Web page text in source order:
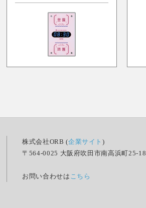
株式会社ORB (企業サイト)
〒564-0025 大阪府吹田市南高浜町25-18
お問い合わせは こちら